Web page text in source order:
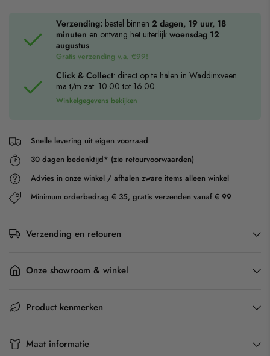
Verzending: bestel binnen2 dagen, 19 uur, 18
minuten en ontvang het uiterlijkwoensdag 12
augustus.
Gratis verzending v.a. €99!
Click & Collect: direct op te halen in Waddinxveen
ma t/m zat: 10.00 tot 16.00.
Winkelgegevens bekijken
Snelle levering uit eigen voorraad
30 dagen bedenktijd* (zie retourvoorwaarden)
Advies in onze winkel / afhalen zware items alleen winkel
Minimum orderbedrag € 35, gratis verzenden vanaf € 99
Verzending en retouren
Onze showroom & winkel
Product kenmerken
Maat informatie